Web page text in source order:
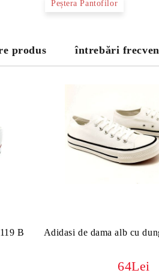
Peștera Pantofilor
produs întrebări
B Adidasi de dama alb cu
64Lei